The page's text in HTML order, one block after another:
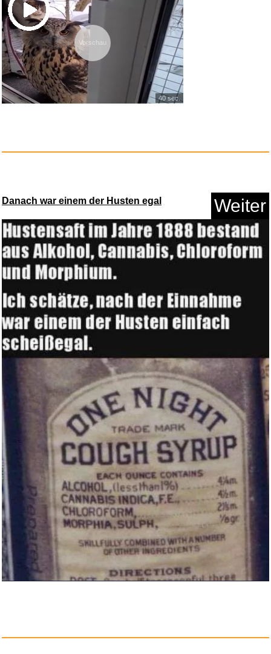
e-plus Prepaid Guthaben - f&uu...
Anzeige
130W Zigarettenanzünder m...
Anzeige
Vorschau
40 sec.
Danach war einem der Husten egal Weiter